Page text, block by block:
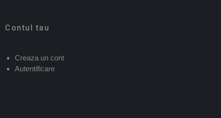
Contul tau
Creaza un cont
Autentificare